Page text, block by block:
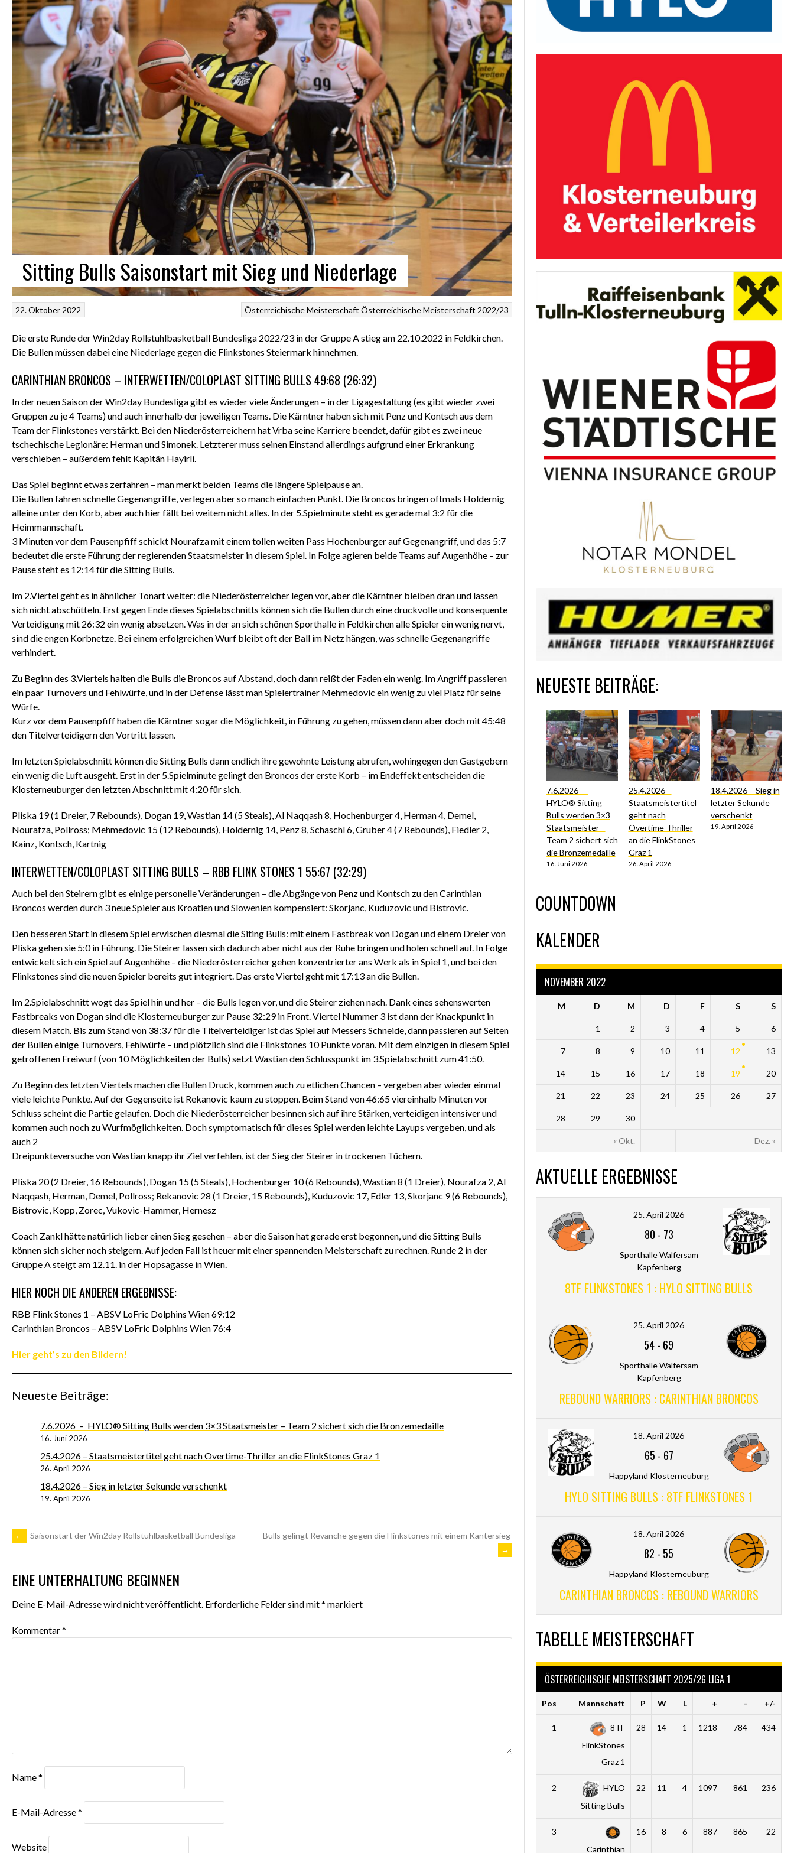
Sitting Bulls Saisonstart mit Sieg und Niederlage
Österreichische Meisterschaft Österreichische Meisterschaft 2022/23
22. Oktober 2022
Die erste Runde der Win2day Rollstuhlbasketball Bundesliga 2022/23 in der Gruppe A stieg am 22.10.2022 in Feldkirchen.
Die Bullen müssen dabei eine Niederlage gegen die Flinkstones Steiermark hinnehmen.
CARINTHIAN BRONCOS – INTERWETTEN/COLOPLAST SITTING BULLS 49:68 (26:32)
In der neuen Saison der Win2day Bundesliga gibt es wieder viele Änderungen – in der Ligagestaltung (es gibt wieder zwei
Gruppen zu je 4 Teams) und auch innerhalb der jeweiligen Teams. Die Kärntner haben sich mit Penz und Kontsch aus dem
Team der Flinkstones verstärkt. Bei den Niederösterreichern hat Vrba seine Karriere beendet, dafür gibt es zwei neue
tschechische Legionäre: Herman und Simonek. Letzterer muss seinen Einstand allerdings aufgrund einer Erkrankung
verschieben – außerdem fehlt Kapitän Hayirli.
Das Spiel beginnt etwas zerfahren – man merkt beiden Teams die längere Spielpause an.
Die Bullen fahren schnelle Gegenangriffe, verlegen aber so manch einfachen Punkt. Die Broncos bringen oftmals Holdernig
alleine unter den Korb, aber auch hier fällt bei weitem nicht alles. In der 5.Spielminute steht es gerade mal 3:2 für die
Heimmannschaft.
3 Minuten vor dem Pausenpfiff schickt Nourafza mit einem tollen weiten Pass Hochenburger auf Gegenangriff, und das 5:7
bedeutet die erste Führung der regierenden Staatsmeister in diesem Spiel. In Folge agieren beide Teams auf Augenhöhe – zur
Pause steht es 12:14 für die Sitting Bulls.
Im 2.Viertel geht es in ähnlicher Tonart weiter: die Niederösterreicher legen vor, aber die Kärntner bleiben dran und lassen
sich nicht abschütteln. Erst gegen Ende dieses Spielabschnitts können sich die Bullen durch eine druckvolle und konsequente
Verteidigung mit 26:32 ein wenig absetzen. Was in der an sich schönen Sporthalle in Feldkirchen alle Spieler ein wenig nervt,
sind die engen Korbnetze. Bei einem erfolgreichen Wurf bleibt oft der Ball im Netz hängen, was schnelle Gegenangriffe
verhindert.
Zu Beginn des 3.Viertels halten die Bulls die Broncos auf Abstand, doch dann reißt der Faden ein wenig. Im Angriff passieren
ein paar Turnovers und Fehlwürfe, und in der Defense lässt man Spielertrainer Mehmedovic ein wenig zu viel Platz für seine
Würfe.
Kurz vor dem Pausenpfiff haben die Kärntner sogar die Möglichkeit, in Führung zu gehen, müssen dann aber doch mit 45:48
den Titelverteidigern den Vortritt lassen.
Im letzten Spielabschnitt können die Sitting Bulls dann endlich ihre gewohnte Leistung abrufen, wohingegen den Gastgebern
ein wenig die Luft ausgeht. Erst in der 5.Spielminute gelingt den Broncos der erste Korb – im Endeffekt entscheiden die
Klosterneuburger den letzten Abschnitt mit 4:20 für sich.
Pliska 19 (1 Dreier, 7 Rebounds), Dogan 19, Wastian 14 (5 Steals), Al Naqqash 8, Hochenburger 4, Herman 4, Demel,
Nourafza, Pollross; Mehmedovic 15 (12 Rebounds), Holdernig 14, Penz 8, Schaschl 6, Gruber 4 (7 Rebounds), Fiedler 2,
Kainz, Kontsch, Kartnig
INTERWETTEN/COLOPLAST SITTING BULLS – RBB FLINK STONES 1 55:67 (32:29)
Auch bei den Steirern gibt es einige personelle Veränderungen – die Abgänge von Penz und Kontsch zu den Carinthian
Broncos werden durch 3 neue Spieler aus Kroatien und Slowenien kompensiert: Skorjanc, Kuduzovic und Bistrovic.
Den besseren Start in diesem Spiel erwischen diesmal die Siting Bulls: mit einem Fastbreak von Dogan und einem Dreier von
Pliska gehen sie 5:0 in Führung. Die Steirer lassen sich dadurch aber nicht aus der Ruhe bringen und holen schnell auf. In Folge
entwickelt sich ein Spiel auf Augenhöhe – die Niederösterreicher gehen konzentrierter ans Werk als in Spiel 1, und bei den
Flinkstones sind die neuen Spieler bereits gut integriert. Das erste Viertel geht mit 17:13 an die Bullen.
Im 2.Spielabschnitt wogt das Spiel hin und her – die Bulls legen vor, und die Steirer ziehen nach. Dank eines sehenswerten
Fastbreaks von Dogan sind die Klosterneuburger zur Pause 32:29 in Front. Viertel Nummer 3 ist dann der Knackpunkt in
diesem Match. Bis zum Stand von 38:37 für die Titelverteidiger ist das Spiel auf Messers Schneide, dann passieren auf Seiten
der Bullen einige Turnovers, Fehlwürfe – und plötzlich sind die Flinkstones 10 Punkte voran. Mit dem einzigen in diesem Spiel
getroffenen Freiwurf (von 10 Möglichkeiten der Bulls) setzt Wastian den Schlusspunkt im 3.Spielabschnitt zum 41:50.
Zu Beginn des letzten Viertels machen die Bullen Druck, kommen auch zu etlichen Chancen – vergeben aber wieder einmal
viele leichte Punkte. Auf der Gegenseite ist Rekanovic kaum zu stoppen. Beim Stand von 46:65 viereinhalb Minuten vor
Schluss scheint die Partie gelaufen. Doch die Niederösterreicher besinnen sich auf ihre Stärken, verteidigen intensiver und
kommen auch noch zu Wurfmöglichkeiten. Doch symptomatisch für dieses Spiel werden leichte Layups vergeben, und als
auch 2
Dreipunkteversuche von Wastian knapp ihr Ziel verfehlen, ist der Sieg der Steirer in trockenen Tüchern.
Pliska 20 (2 Dreier, 16 Rebounds), Dogan 15 (5 Steals), Hochenburger 10 (6 Rebounds), Wastian 8 (1 Dreier), Nourafza 2, Al
Naqqash, Herman, Demel, Pollross; Rekanovic 28 (1 Dreier, 15 Rebounds), Kuduzovic 17, Edler 13, Skorjanc 9 (6 Rebounds),
Bistrovic, Kopp, Zorec, Vukovic-Hammer, Hernesz
Coach Zankl hätte natürlich lieber einen Sieg gesehen – aber die Saison hat gerade erst begonnen, und die Sitting Bulls
können sich sicher noch steigern. Auf jeden Fall ist heuer mit einer spannenden Meisterschaft zu rechnen. Runde 2 in der
Gruppe A steigt am 12.11. in der Hopsagasse in Wien.
HIER NOCH DIE ANDEREN ERGEBNISSE:
RBB Flink Stones 1 – ABSV LoFric Dolphins Wien 69:12
Carinthian Broncos – ABSV LoFric Dolphins Wien 76:4
Hier geht’s zu den Bildern!
Neueste Beiträge:
7.6.2026 – HYLO® Sitting Bulls werden 3×3 Staatsmeister – Team 2 sichert sich die Bronzemedaille
16. Juni 2026
25.4.2026 – Staatsmeistertitel geht nach Overtime-Thriller an die FlinkStones Graz 1
26. April 2026
18.4.2026 – Sieg in letzter Sekunde verschenkt
19. April 2026
ARTIKEL-
NAVIGATION
← Saisonstart der Win2day Rollstuhlbasketball Bundesliga
Bulls gelingt Revanche gegen die Flinkstones mit einem Kantersieg
→
EINE UNTERHALTUNG BEGINNEN
Deine E-Mail-Adresse wird nicht veröffentlicht. Erforderliche Felder sind mit* markiert
Kommentar*
Name*
E-Mail-Adresse*
Website
NEUESTE BEITRÄGE:
7.6.2026 –
HYLO® Sitting
Bulls werden 3×3
Staatsmeister –
Team 2 sichert sich
die Bronzemedaille
16. Juni 2026
25.4.2026 –
Staatsmeistertitel
geht nach
Overtime-Thriller
an die FlinkStones
Graz 1
26. April 2026
18.4.2026 – Sieg in
letzter Sekunde
verschenkt
19. April 2026
COUNTDOWN
KALENDER
NOVEMBER 2022
M D M D F S S
« Okt. Dez. »
1 2 3 4 5 6
7 8 9 10 11 12 13
14 15 16 17 18 19 20
21 22 23 24 25 26 27
28 29 30
AKTUELLE ERGEBNISSE
25. April 2026
80 - 73
Sporthalle Walfersam
Kapfenberg
8TF FLINKSTONES 1 : HYLO SITTING BULLS
25. April 2026
54- 69
Sporthalle Walfersam
Kapfenberg
REBOUND WARRIORS : CARINTHIAN BRONCOS
18. April 2026
65 - 67
Happyland Klosterneuburg
HYLO SITTING BULLS : 8TF FLINKSTONES 1
18. April 2026
82 - 55
Happyland Klosterneuburg
CARINTHIAN BRONCOS : REBOUND WARRIORS
TABELLE MEISTERSCHAFT
ÖSTERREICHISCHE MEISTERSCHAFT 2025/26 LIGA 1
Pos Mannschaft P W L + - +/-
1
8TF
FlinkStones
Graz 1
28 14 1 1218 784 434
2
HYLO
Sitting Bulls
22 11 4 1097 861 236
3
Carinthian
16 8 6 887 865 22